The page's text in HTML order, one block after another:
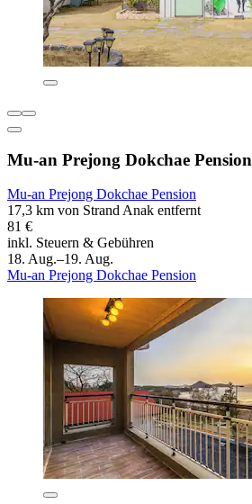
Mu-an Prejong Dokchae Pension
Mu-an Prejong Dokchae Pension
17,3 km von Strand Anak entfernt
81 €
inkl. Steuern & Gebühren
18. Aug.–19. Aug.
Mu-an Prejong Dokchae Pension